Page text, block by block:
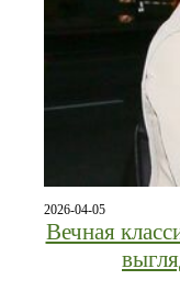
2026-04-05
Вечная